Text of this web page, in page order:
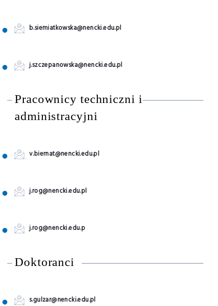
b.siemiatkowska@nencki.edu.pl
j.szczepanowska@nencki.edu.pl
Pracownicy techniczni i
administracyjni
v.biernat@nencki.edu.pl
j.rog@nencki.edu.pl
j.rog@nencki.edu.p
Doktoranci
s.gulzar@nencki.edu.pl